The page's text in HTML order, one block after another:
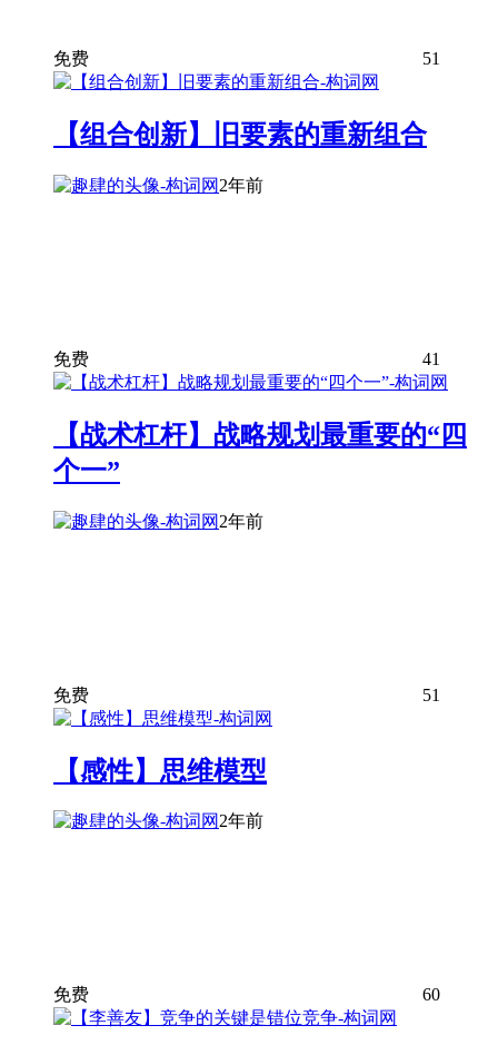
免费 51
【组合创新】旧要素的重新组合
2年前
免费 41
【战术杠杆】战略规划最重要的“四
个一”
2年前
免费 51
【感性】思维模型
2年前
免费 60